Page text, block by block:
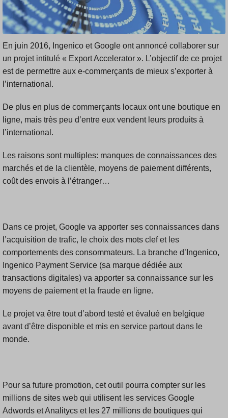
En juin 2016, Ingenico et Google ont annoncé collaborer sur
un projet intitulé « Export Accelerator ». L’objectif de ce projet
est de permettre aux e-commerçants de mieux s’exporter à
l’international.
De plus en plus de commerçants locaux ont une boutique en
ligne, mais très peu d’entre eux vendent leurs produits à
l’international.
Les raisons sont multiples: manques de connaissances des
marchés et de la clientèle, moyens de paiement différents,
coût des envois à l’étranger…
Dans ce projet, Google va apporter ses connaissances dans
l’acquisition de trafic, le choix des mots clef et les
comportements des consommateurs. La branche d’Ingenico,
Ingenico Payment Service (sa marque dédiée aux
transactions digitales) va apporter sa connaissance sur les
moyens de paiement et la fraude en ligne.
Le projet va être tout d’abord testé et évalué en belgique
avant d’être disponible et mis en service partout dans le
monde.
Pour sa future promotion, cet outil pourra compter sur les
millions de sites web qui utilisent les services Google
Adwords et Analitycs et les 27 millions de boutiques qui